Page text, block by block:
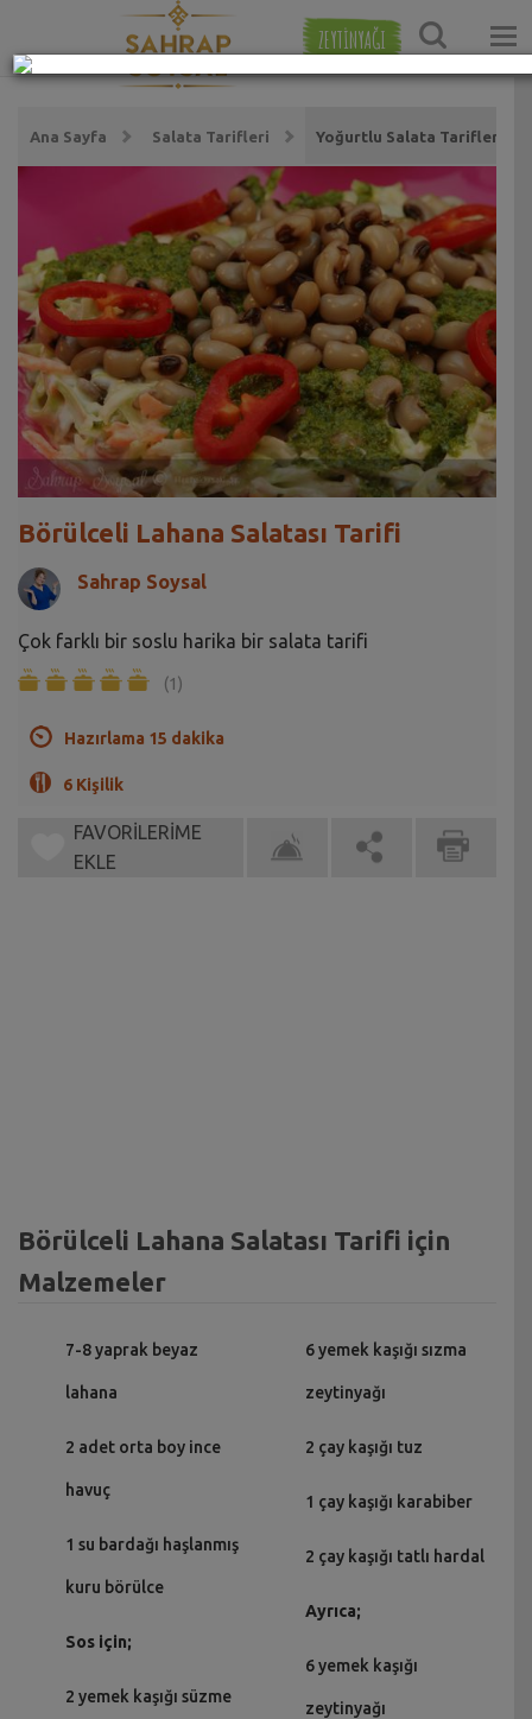
ZEYTİNYAĞI
Ana Sayfa Salata Tarifleri Yoğurtlu Salata Tarifleri
Börülceli Lahana Salatası Tarifi
Sahrap Soysal
Çok farklı bir soslu harika bir salata tarifi
(1)
Hazırlama 15 dakika
6 Kişilik
FAVORİLERİME
EKLE
Börülceli Lahana Salatası Tarifi için
Malzemeler
7-8 yaprak beyaz
lahana
2 adet orta boy ince
havuç
1 su bardağı haşlanmış
kuru börülce
Sos için;
2 yemek kaşığı süzme
6 yemek kaşığı sızma
zeytinyağı
2 çay kaşığı tuz
1 çay kaşığı karabiber
2 çay kaşığı tatlı hardal
Ayrıca;
6 yemek kaşığı
zeytinyağı